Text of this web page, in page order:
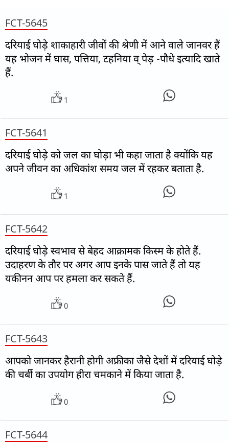
FCT-5645
दरियाई घोड़े शाकाहारी जीवों की श्रेणी में आने वाले जानवर हैं
यह भोजन में घास, पत्तिया, टहनिया व् पेड़ -पौधे इत्यादि खाते
हैं.
1
FCT-5641
दरियाई घोड़े को जल का घोड़ा भी कहा जाता है क्योंकि यह
अपने जीवन का अधिकांश समय जल में रहकर बताता है.
1
FCT-5642
दरियाई घोड़े स्वभाव से बेहद आक्रामक किस्म के होते हैं.
उदाहरण के तौर पर अगर आप इनके पास जाते हैं तो यह
यकीनन आप पर हमला कर सकते हैं.
0
FCT-5643
आपको जानकर हैरानी होगी अफ्रीका जैसे देशों में दरियाई घोड़े
की चर्बी का उपयोग हीरा चमकाने में किया जाता है.
0
FCT-5644